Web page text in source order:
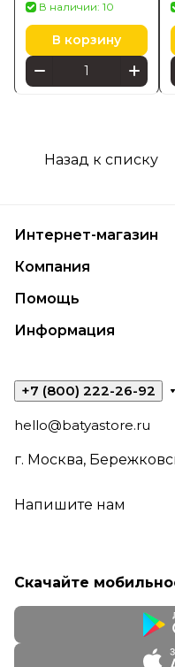
26844000
В наличии: 10
В корзину
Назад к списку
Интернет-магазин
Компания
Помощь
Информация
+7 (800) 222-26-92
hello@batyastore.ru
г. Москва,
Напишите нам
Скачайте